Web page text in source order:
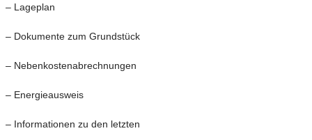
– Lageplan
– Dokumente zum Grundstück
– Nebenkostenabrechnungen
– Energieausweis
– Informationen zu den letzten